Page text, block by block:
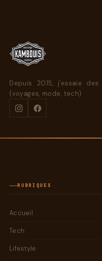
Depuis 2015, j'essaie
(voyages, mode, tech)
RUBRIQUES
Accueil
Tech
Lifestyle